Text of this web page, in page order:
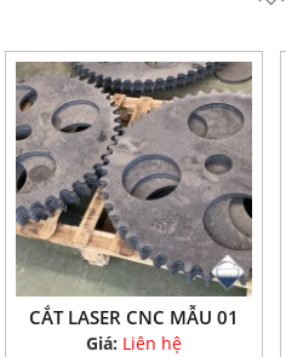
CẮT LASER CNC MẪU 01
Giá: Liên hệ